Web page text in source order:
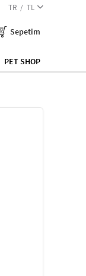
TR TL
Sepetim
PET SHOP